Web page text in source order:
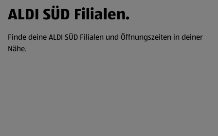
ALDI SÜD Filialen.
Finde deine ALDI SÜD Filialen und Öffnungszeiten in deiner
Nähe.